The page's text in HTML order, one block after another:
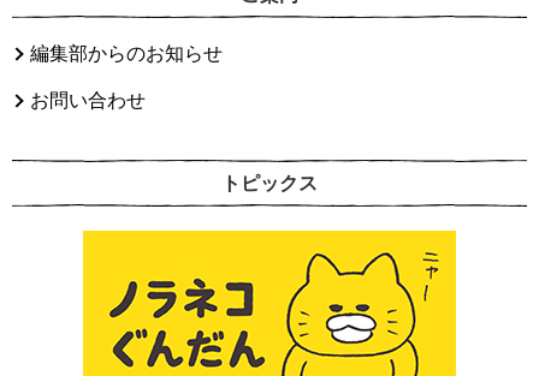
編集部からのお知らせ
お問い合わせ
トピックス